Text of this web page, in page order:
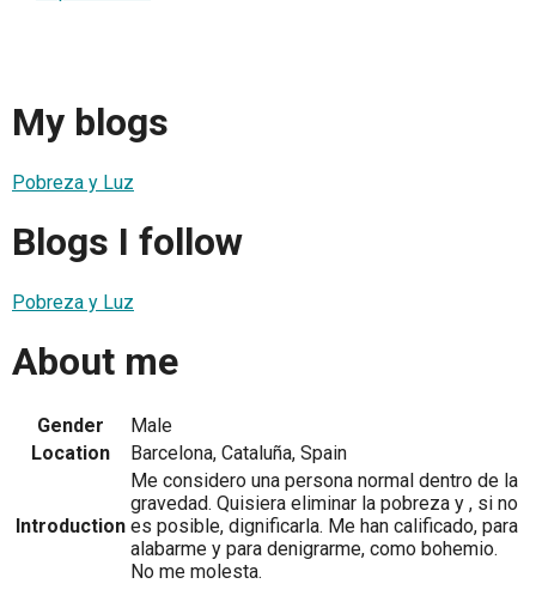
My blogs
Pobreza y Luz
Blogs I follow
Pobreza y Luz
About me
Gender
Male
Location
Barcelona, Cataluña, Spain
Introduction
Me considero una persona normal dentro de la
gravedad. Quisiera eliminar la pobreza y , si no
es posible, dignificarla. Me han calificado, para
alabarme y para denigrarme, como bohemio.
No me molesta.